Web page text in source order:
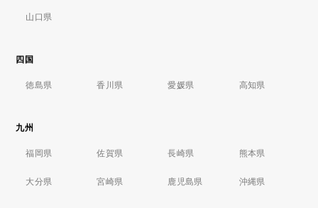
山口県
四国
徳島県 香川県 愛媛県 高知県
九州
福岡県 佐賀県 長崎県 熊本県
大分県 宮崎県 鹿児島県 沖縄県